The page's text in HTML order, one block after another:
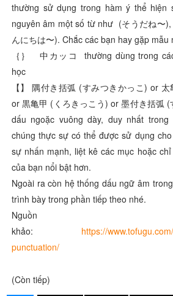
thường sử dụng trong hàm ý thể hiện
nguyên âm một số từ như (そうだね〜),
んにちは〜). Chắc các bạn hay gặp mẫu
｛｝ 中カッコ thường dùng trong
học
【】 隅付き括弧 (すみつきかっこ) or
or 黒亀甲 (くろきっこう) or 墨付き括弧
dấu ngoặc vuông dày, duy nhất
chúng thực sự có thể được sử dụng
sự nhấn mạnh, liệt kê các mục hoặc
của bạn nổi bật hơn.
Ngoài ra còn hệ thống dấu ngữ âm
trình bày trong phần tiếp theo nhé.
Nguồn
khảo: https://
punctuation/
(Còn tiếp)